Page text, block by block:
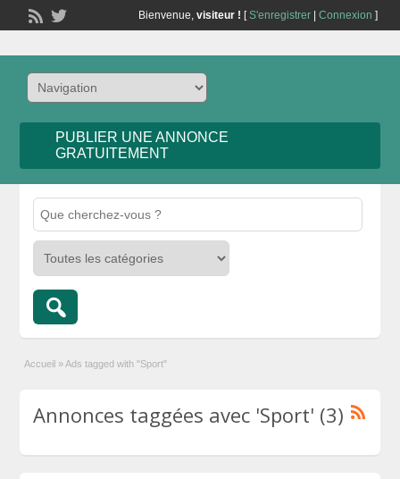
Bienvenue, visiteur ! [S'enregistrer| Connexion ]
PUBLIER UNE ANNONCE
GRATUITEMENT
Accueil » Ads tagged with "Sport"
Annonces taggées avec 'Sport' (3)